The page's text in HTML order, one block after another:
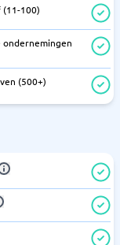
100)
(500+)